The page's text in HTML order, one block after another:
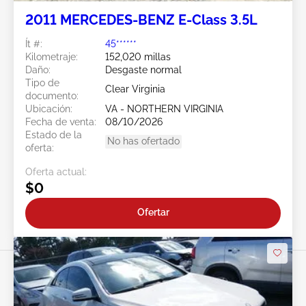
2011 MERCEDES-BENZ E-Class 3.5L
Ít #:
45******
Kilometraje:
152,020 millas
Daño:
Desgaste normal
Tipo de
documento:
Clear Virginia
Ubicación:
VA - NORTHERN VIRGINIA
Fecha de venta:
08/10/2026
Estado de la
oferta:
No has ofertado
Oferta actual:
$0
Ofertar